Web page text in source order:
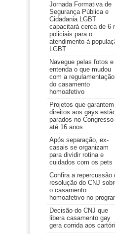
Jornada Formativa de
Segurança Pública e
Cidadania LGBT
capacitará cerca de 6
policiais para o
atendimento à
LGBT
Navegue pelas fotos e
entenda o que mudou
com a regulamentação
do casamento
homoafetivo
Projetos que garantem
direitos aos gays
parados no Congresso
até 16 anos
Após separação, ex-
casais se organizam
para dividir rotina e
cuidados com os pets
Confira a repercussão
resolução do CNJ
o casamento
homoafetivo no
Decisão do CNJ que
libera casamento gay
gera corrida aos